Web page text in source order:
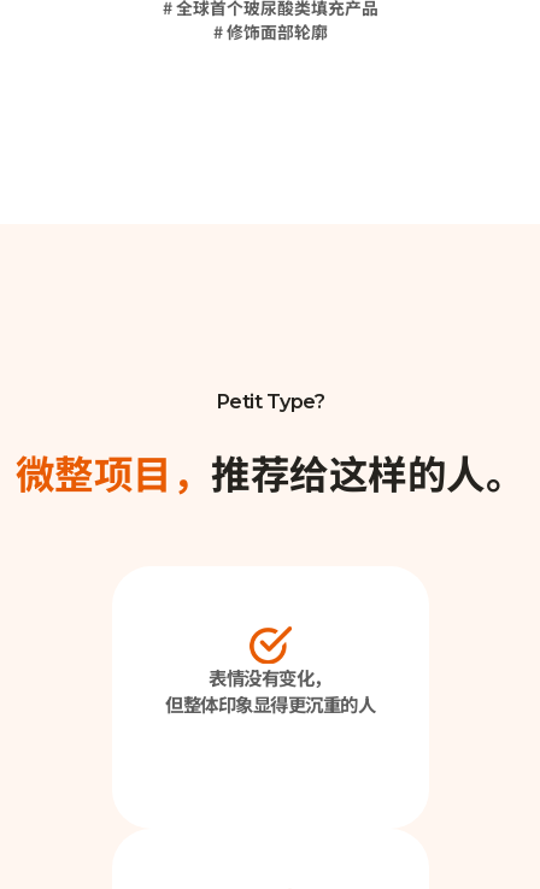
# 全球首个玻尿酸类填充产品
# 修饰面部轮廓
Petit Type?
微整项目，推荐给这样的人。
表情没有变化，
但整体印象显得更沉重的人